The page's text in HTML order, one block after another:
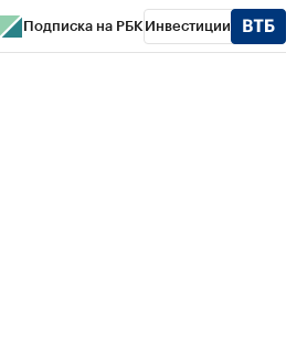
Подписка на РБК Инвестиции